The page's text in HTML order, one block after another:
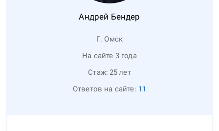
Андрей Бендер
Г. Омск
На сайте 3 года
Стаж: 25лет
Ответов на сайте: 11